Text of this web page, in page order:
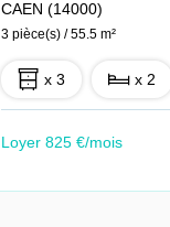
CAEN (14000)
3 pièce(s) / 55.5 m²
x 3 x 2
Loyer 825 €/mois